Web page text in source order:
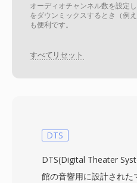
オーディオチャンネル数を設定
をダウンミックスするとき（例
も便利です。
すべてリセット
DTS
DTS(Digital Theater
館の音響用に設計され